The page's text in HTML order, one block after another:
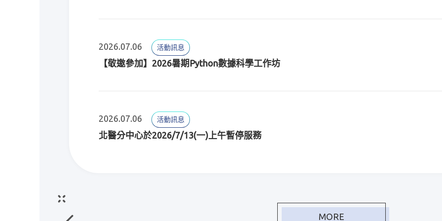
2026.07.06 活動訊息
【敬邀參加】2026暑期Python數據科學工作坊
2026.07.06 活動訊息
北醫分中心於2026/7/13(一)上午暫停服務
配合進行系統資料庫更新及備份作業，「衛生福利資料科學中心資料申請系統」與「本
MORE